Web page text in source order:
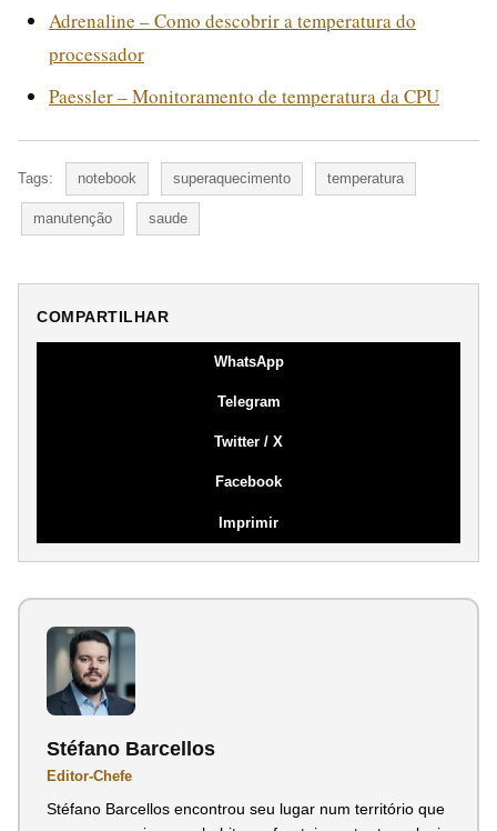
Adrenaline – Como descobrir a temperatura do
processador
Paessler – Monitoramento de temperatura da CPU
Tags: notebook superaquecimento temperatura
manutenção saude
COMPARTILHAR
WhatsApp
Telegram
Twitter / X
Facebook
Imprimir
Stéfano Barcellos
Editor-Chefe
Stéfano Barcellos encontrou seu lugar num território que